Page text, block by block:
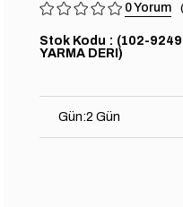
0
Stok Kodu
(102-
YARMA DERI)
Gün:2 Gün